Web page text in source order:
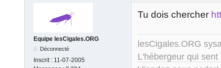
Equipe lesCigales.ORG
Déconnecté
Inscrit : 11-07-2005
Tu dois chercher
lesCigales.ORG
L'hébergeur qui